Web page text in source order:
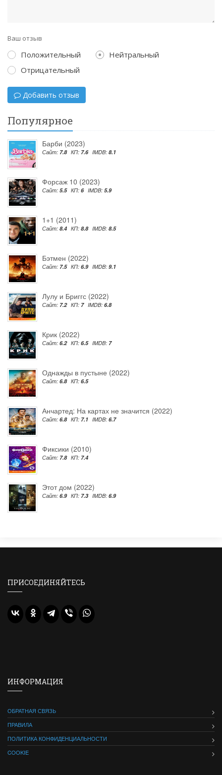
Ваш отзыв
Положительный
Нейтральный
Отрицательный
Добавить отзыв
Популярное
Барби (2023)
Сайт: 7.8 КП: 7.6 IMDB: 8.1
Форсаж 10 (2023)
Сайт: 5.5 КП: 6 IMDB: 5.9
1+1 (2011)
Сайт: 8.4 КП: 8.8 IMDB: 8.5
Бэтмен (2022)
Сайт: 7.5 КП: 6.9 IMDB: 9.1
Лулу и Бриггс (2022)
Сайт: 7.2 КП: 7 IMDB: 6.8
Крик (2022)
Сайт: 6.2 КП: 6.5 IMDB: 7
Однажды в пустыне (2022)
Сайт: 6.8 КП: 6.5
Анчартед: На картах не значится (2022)
Сайт: 6.8 КП: 7.1 IMDB: 6.7
Фиксики (2010)
Сайт: 7.8 КП: 7.4
Этот дом (2022)
Сайт: 6.9 КП: 7.3 IMDB: 6.9
ПРИСОЕДИНЯЙТЕСЬ
ИНФОРМАЦИЯ
ОБРАТНАЯ СВЯЗЬ
ПРАВИЛА
ПОЛИТИКА КОНФИДЕНЦИАЛЬНОСТИ
COOKIE